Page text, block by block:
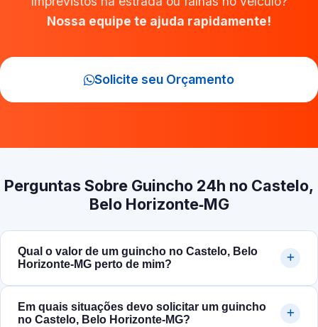
Nossa equipe te ajuda rapidamente!
Solicite seu Orçamento
Perguntas Sobre Guincho 24h no Castelo,
Belo Horizonte‑MG
Qual o valor de um guincho no Castelo, Belo
Horizonte‑MG perto de mim?
Em quais situações devo solicitar um guincho
no Castelo, Belo Horizonte‑MG?